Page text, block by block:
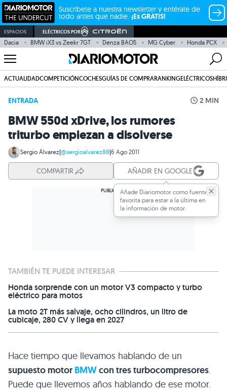
Suscríbete a nuestra newsletter y entérate de
todo antes que nadie. ¡Es GRATIS!
ESPACIOS ELÉCTRICOS POR
Dacia BMW iX3 vs Zeekr 7GT Denza BAO5 MG Cyber Honda PCX
ACTUALIDADCOMPETICIÓNCOCHESGUÍAS DE COMPRARANKINGELÉCTRICOS
ENTRADA 2 MIN
BMW 550d xDrive, los rumores
triturbo empiezan a disolverse
Sergio Álvarez|@sergioalvarez88|6 Ago 2011
COMPARTIR AÑADIR EN GOOGLE
Añade Diariomotor como fuente
favorita para estar a la última en
la información de motor.
TAMBIÉN TE PUEDE INTERESAR
Honda sorprende con un motor V3 compacto y turbo
eléctrico para motos
La moto 2T más salvaje, ocho cilindros, un litro de
cubicaje, 280 CV y llega en 2027
Hace tiempo que llevamos hablando de un
supuesto motor BMWcon tres turbocompresores.
Puede que llevemos años hablando de ese motor.